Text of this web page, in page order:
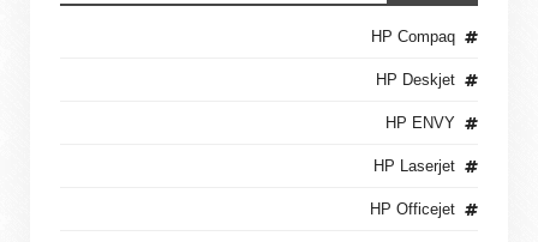
HP Compaq
HP Deskjet
HP ENVY
HP Laserjet
HP Officejet